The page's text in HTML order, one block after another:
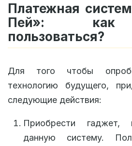
Платежная
Пей»: как
пользоваться?
Для того чтобы
технологию будущего,
следующие действия:
Приобрести гаджет,
данную систему.